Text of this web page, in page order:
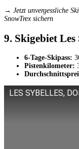
→ Jetzt unvergessliche
SnowTrex sichern
9. Skigebiet Les
6-Tage-Skipass:
Pistenkilometer:
LES SYBELLES,